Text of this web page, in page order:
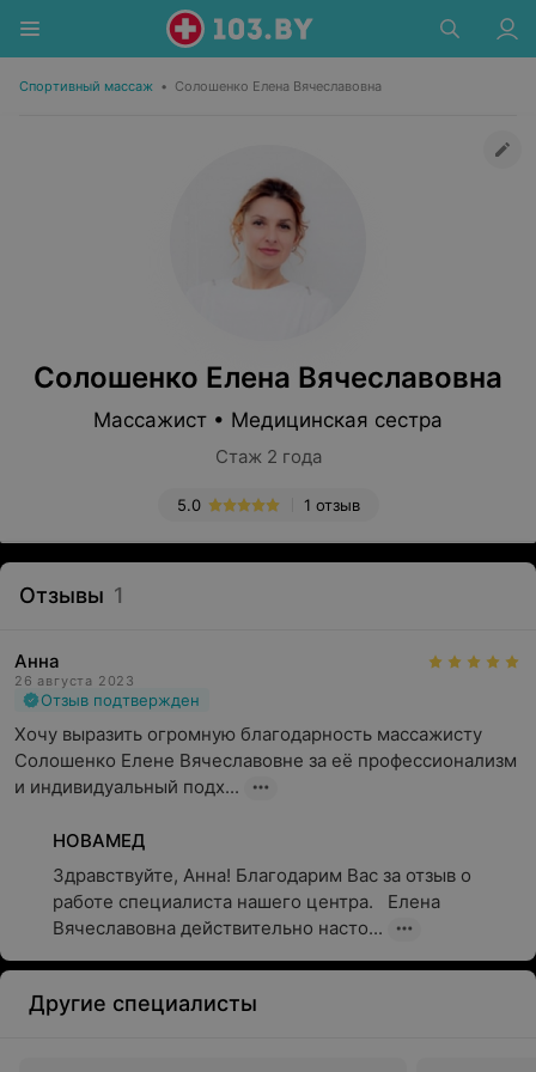
Спортивный массаж • Солошенко Елена Вячеславовна
Солошенко Елена Вячеславовна
Массажист • Медицинская сестра
Стаж 2 года
1 отзыв
5.0
Отзывы 1
Анна
26 августа 2023
Отзыв подтвержден
Хочу выразить огромную благодарность массажисту
Солошенко Елене Вячеславовне за её профессионализм
и индивидуальный подх...
НОВАМЕД
Здравствуйте, Анна! Благодарим Вас за отзыв о
работе специалиста нашего центра.   Елена
Вячеславовна действительно насто...
Другие специалисты